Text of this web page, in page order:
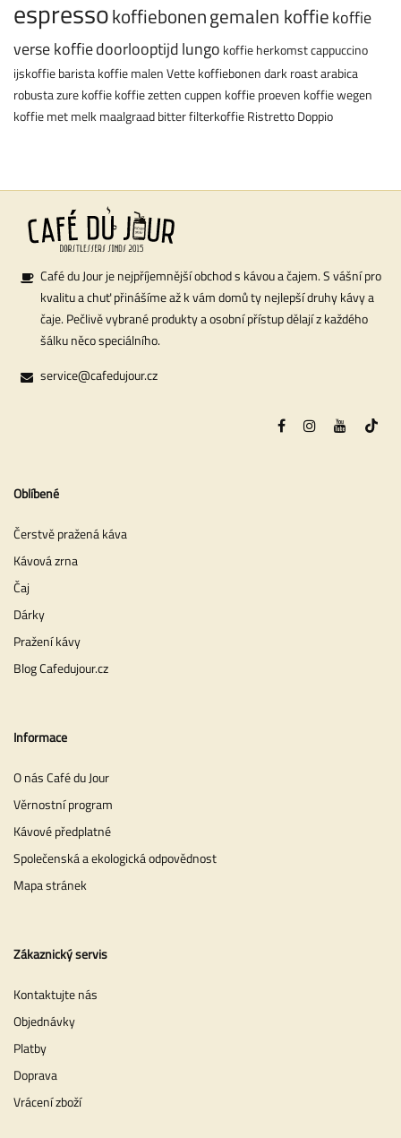
espressokoffiebonengemalen koffiekoffie
verse koffiedoorlooptijdlungo koffie herkomstcappuccino
ijskoffiebaristakoffie malenVette koffiebonendark roastarabica
robustazure koffiekoffie zettencuppen koffie proeven koffie wegen
koffie met melkmaalgraadbitterfilterkoffieRistrettoDoppio
Café du Jour je nejpříjemnější obchod s kávou a čajem. S vášní pro
kvalitu a chuť přinášíme až k vám domů ty nejlepší druhy kávy a
čaje. Pečlivě vybrané produkty a osobní přístup dělají z každého
šálku něco speciálního.
service@cafedujour.cz
Oblíbené
Čerstvě pražená káva
Kávová zrna
Čaj
Dárky
Pražení kávy
Blog Cafedujour.cz
Informace
O nás Café du Jour
Věrnostní program
Kávové předplatné
Společenská a ekologická odpovědnost
Mapa stránek
Zákaznický servis
Kontaktujte nás
Objednávky
Platby
Doprava
Vrácení zboží